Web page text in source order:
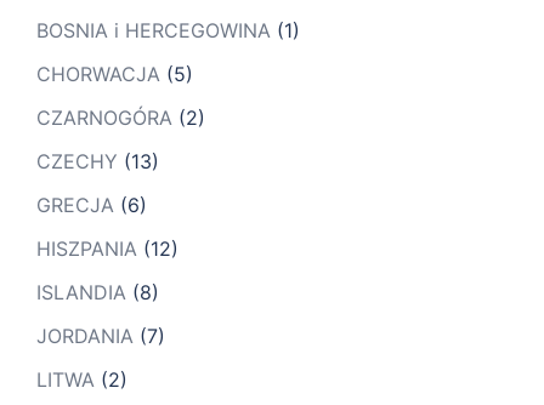
BOSNIA i HERCEGOWINA (1)
CHORWACJA (5)
CZARNOGÓRA (2)
CZECHY (13)
GRECJA (6)
HISZPANIA (12)
ISLANDIA (8)
JORDANIA (7)
LITWA (2)